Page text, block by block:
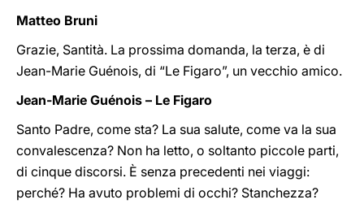
Matteo Bruni
Grazie, Santità. La prossima domanda, la terza, è di
Jean-Marie Guénois, di “Le Figaro”, un vecchio amico.
Jean-Marie Guénois – Le Figaro
Santo Padre, come sta? La sua salute, come va la sua
convalescenza? Non ha letto, o soltanto piccole parti,
di cinque discorsi. È senza precedenti nei viaggi:
perché? Ha avuto problemi di occhi? Stanchezza?